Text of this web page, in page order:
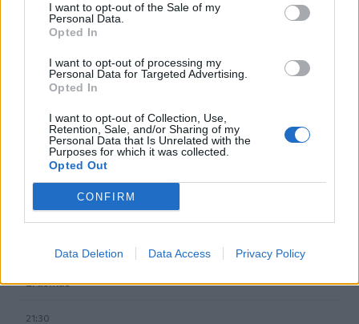
I want to opt-out of the Sale of my
Personal Data.
Opted In
I want to opt-out of processing my
Personal Data for Targeted Advertising.
Opted In
I want to opt-out of Collection, Use,
Retention, Sale, and/or Sharing of my
Personal Data that Is Unrelated with the
Purposes for which it was collected.
Opted Out
CONFIRM
Data Deletion Data Access Privacy Policy
κατηγορούνται οι γονείς του 4χρονου και ο ιδιοκτήτης
του beach bar
Νέα διοίκηση για το Κέντρο Κρητικής Λογοτεχνίας
Στα ύψη το Σάββατο (08/08) ο υδράργυρος: Σε ποια
περιοχή το θερμόμετρο έδειξε 39,5 (πίνακας)
21:45
Μπάλος: Επίσκεψη με… ραντεβού - Τι σχεδιάζεται για την
διάσημη παραλία
Erasmus+
21:30